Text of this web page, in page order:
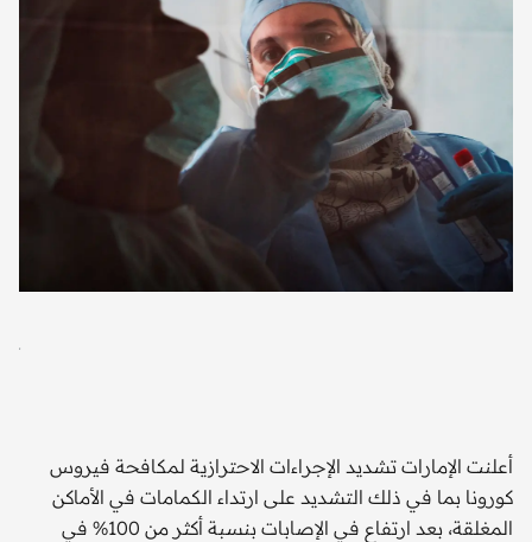
أعلنت الإمارات تشديد الإجراءات الاحترازية لمكافحة فيروس
كورونا بما في ذلك التشديد على ارتداء الكمامات في الأماكن
المغلقة، بعد ارتفاع في الإصابات بنسبة أكثر من 100% في